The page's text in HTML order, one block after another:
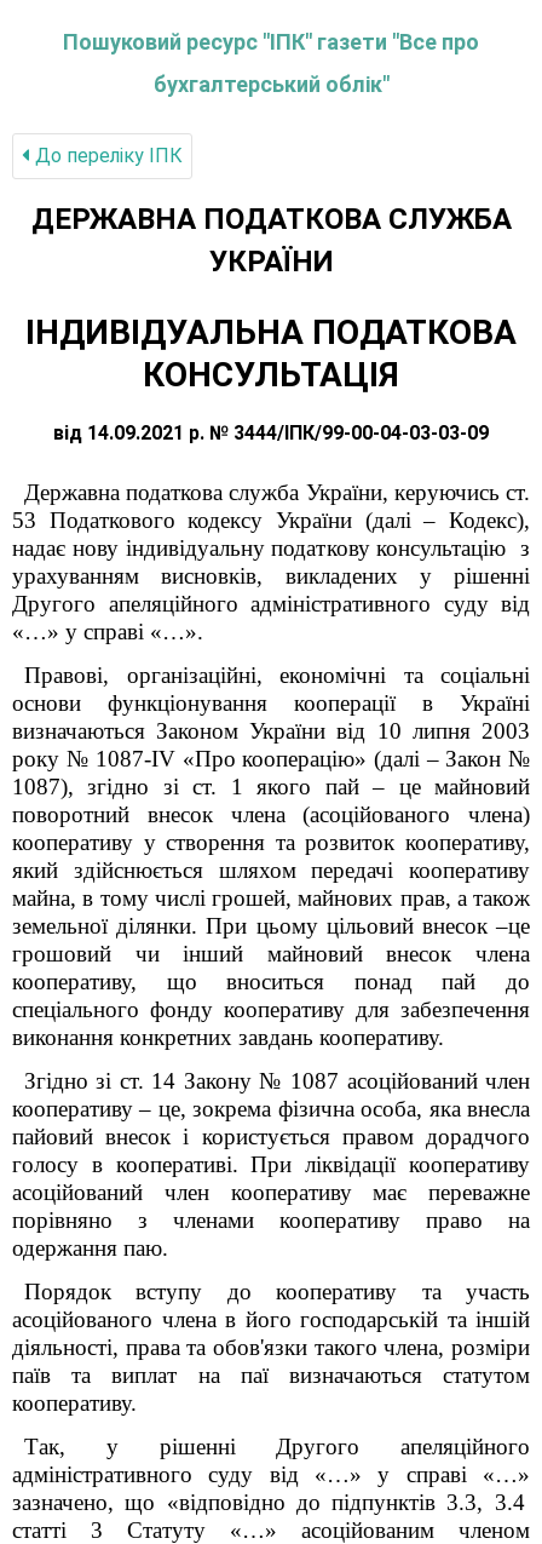
Пошуковий ресурс "ІПК" газети "Все про
бухгалтерський облік"
До переліку IПК
ДЕРЖАВНА ПОДАТКОВА СЛУЖБА
УКРАЇНИ
ІНДИВІДУАЛЬНА ПОДАТКОВА
КОНСУЛЬТАЦІЯ
від 14.09.2021 р. № 3444/ІПК/99-00-04-03-03-09
Державна податкова служба України, керуючись ст.
53 Податкового кодексу України (далі – Кодекс),
надає нову індивідуальну податкову консультацію з
урахуванням висновків, викладених у рішенні
Другого апеляційного адміністративного суду від
«…» у справі «…».
Правові, організаційні, економічні та соціальні
основи функціонування кооперації в Україні
визначаються Законом України від 10 липня 2003
року № 1087-IV «Про кооперацію» (далі – Закон №
1087), згідно зі ст. 1 якого пай – цемайновий
поворотний внесок члена (асоційованого члена)
кооперативу у створення та розвиток кооперативу,
який здійснюється шляхом передачі кооперативу
майна, в тому числі грошей, майнових прав, а також
земельної ділянки. При цьому цільовий внесок –це
грошовий чи інший майновий внесок члена
кооперативу, що вноситься понад пай до
спеціального фонду кооперативу для забезпечення
виконання конкретних завдань кооперативу.
Згідно зі ст. 14 Закону № 1087 асоційований член
кооперативу – це, зокрема фізична особа, яка внесла
пайовий внесок і користується правом дорадчого
голосу в кооперативі. При ліквідації кооперативу
асоційований член кооперативу має переважне
порівняно з членами кооперативу право на
одержання паю.
Порядок вступу до кооперативу та участь
асоційованого члена в його господарській та іншій
діяльності, права та обов'язки такого члена, розміри
паїв та виплат на паї визначаються статутом
кооперативу.
Так, у рішенні Другого апеляційного
адміністративного суду від «…» у справі «…»
зазначено, що «відповідно до підпунктів 3.3, 3.4
статті 3 Статуту «…» асоційованим членом